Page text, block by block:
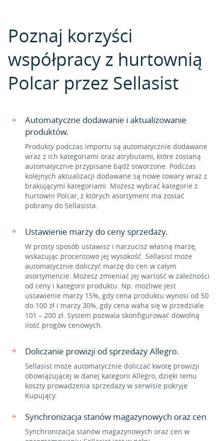
Poznaj korzyści
współpracy z hurtownią
Polcar przez Sellasist
Automatyczne dodawanie i aktualizowanie
produktów.
Produkty podczas importu są automatycznie dodawane
wraz z ich kategoriami oraz atrybutami, które zostaną
automatycznie przypisane bądź stworzone. Podczas
kolejnych aktualizacji dodawane są nowe towary wraz z
brakującymi kategoriami. Możesz wybrać kategorie z
hurtowni Polcar, z których asortyment ma zostać
pobrany do Sellasista.
Ustawienie marży do ceny sprzedaży.
W prosty sposób ustawisz i narzucisz własną marżę,
wskazując procentowo jej wysokość. Sellasist może
automatycznie doliczyć marżę do cen w całym
asortymencie. Możesz zmieniać jej wartość w zależności
od ceny i kategorii produktu. Np. możliwe jest
ustawienie marży 15%, gdy cena produktu wynosi od 50
do 100 zł i marży 30%, gdy cena waha się w przedziale
101 – 200 zł. System pozwala skonfigurować dowolną
ilość progów cenowych.
Doliczanie prowizji od sprzedaży Allegro.
Sellasist może automatycznie doliczać kwotę prowizji
obowiązującej w danej kategorii Allegro, dzięki temu
koszty prowadzenia sprzedaży w serwisie pokryje
Kupujący.
Synchronizacja stanów magazynowych oraz cen
Synchronizacja stanów magazynowych oraz cen w